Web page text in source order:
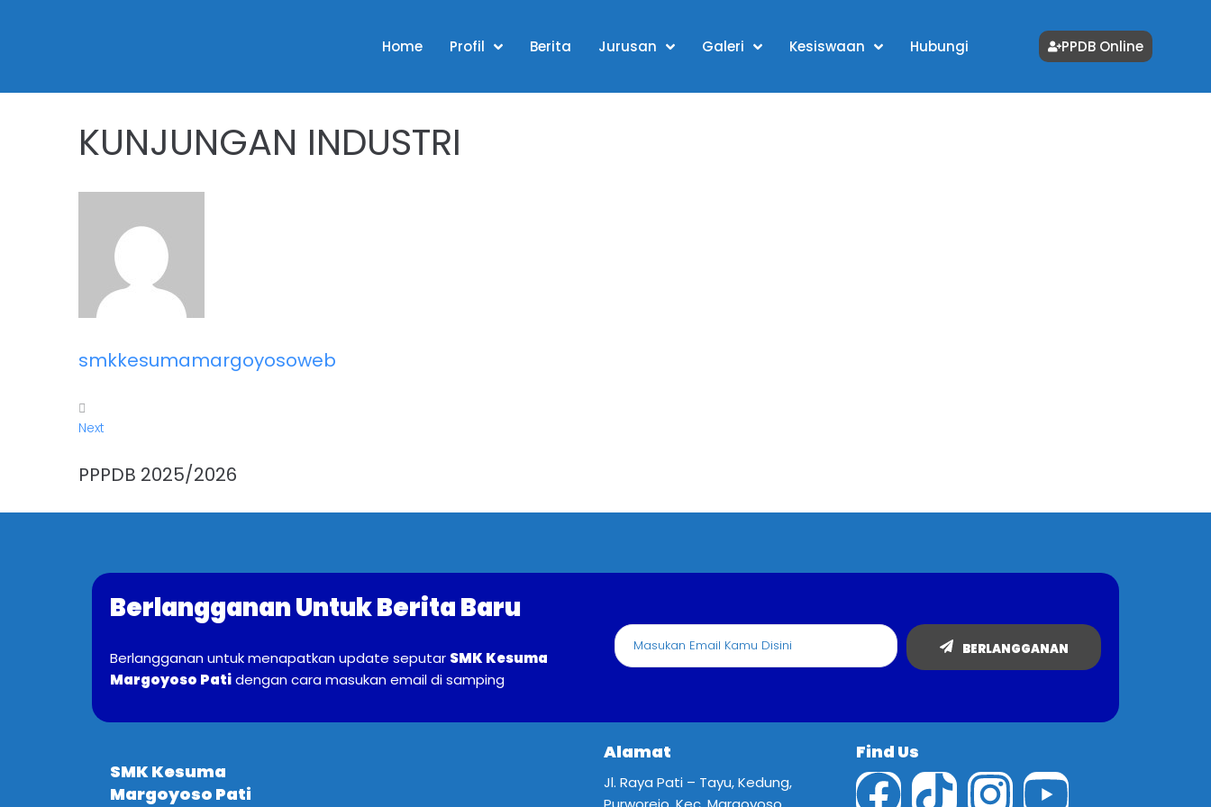
Home Profil Berita Jurusan Galeri Kesiswaan Hubungi PPDB Online
KUNJUNGAN INDUSTRI
smkkesumamargoyosoweb
Next
PPPDB 2025/2026
Berlangganan Untuk Berita Baru
Berlangganan untuk menapatkan update seputar SMK Kesuma
Margoyoso Patidengan cara masukan email di samping
BERLANGGANAN
SMK Kesuma
Margoyoso Pati
Alamat
Jl. Raya Pati – Tayu, Kedung,
Find Us